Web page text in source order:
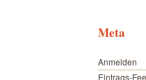
Meta
Anmelden
Eintrags-